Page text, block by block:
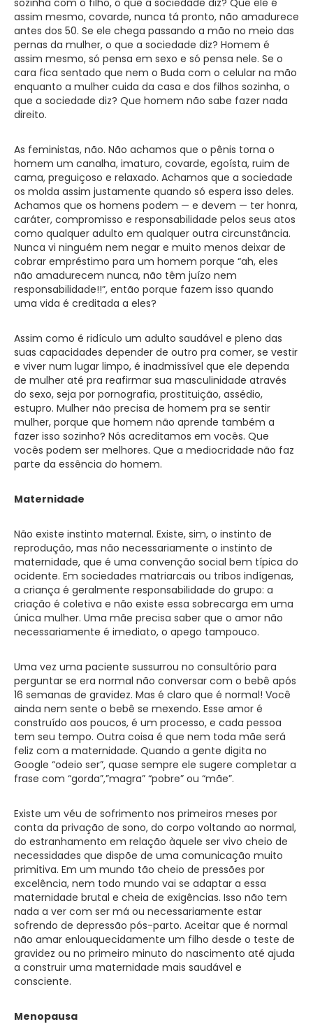
assim mesmo, covarde, nunca tá pronto, não amadurece
antes dos 50. Se ele chega passando a mão no meio das
pernas da mulher, o que a sociedade diz? Homem é
assim mesmo, só pensa em sexo e só pensa nele. Se o
cara fica sentado que nem o Buda com o celular na mão
enquanto a mulher cuida da casa e dos filhos sozinha, o
que a sociedade diz? Que homem não sabe fazer nada
direito.
As feministas, não. Não achamos que o pênis torna o
homem um canalha, imaturo, covarde, egoísta, ruim de
cama, preguiçoso e relaxado. Achamos que a sociedade
os molda assim justamente quando só espera isso deles.
Achamos que os homens podem — e devem — ter honra,
caráter, compromisso e responsabilidade pelos seus atos
como qualquer adulto em qualquer outra circunstância.
Nunca vi ninguém nem negar e muito menos deixar de
cobrar empréstimo para um homem porque “ah, eles
não amadurecem nunca, não têm juízo nem
responsabilidade!!”, então porque fazem isso quando
uma vida é creditada a eles?
Assim como é ridículo um adulto saudável e pleno das
suas capacidades depender de outro pra comer, se vestir
e viver num lugar limpo, é inadmissível que ele dependa
de mulher até pra reafirmar sua masculinidade através
do sexo, seja por pornografia, prostituição, assédio,
estupro. Mulher não precisa de homem pra se sentir
mulher, porque que homem não aprende também a
fazer isso sozinho? Nós acreditamos em vocês. Que
vocês podem ser melhores. Que a mediocridade não faz
parte da essência do homem.
Maternidade
Não existe instinto maternal. Existe, sim, o instinto de
reprodução, mas não necessariamente o instinto de
maternidade, que é uma convenção social bem típica do
ocidente. Em sociedades matriarcais ou tribos indígenas,
a criança é geralmente responsabilidade do grupo: a
criação é coletiva e não existe essa sobrecarga em uma
única mulher. Uma mãe precisa saber que o amor não
necessariamente é imediato, o apego tampouco.
Uma vez uma paciente sussurrou no consultório para
perguntar se era normal não conversar com o bebê após
16 semanas de gravidez. Mas é claro que é normal! Você
ainda nem sente o bebê se mexendo. Esse amor é
construído aos poucos, é um processo, e cada pessoa
tem seu tempo. Outra coisa é que nem toda mãe será
feliz com a maternidade. Quando a gente digita no
Google “odeio ser”, quase sempre ele sugere completar a
frase com “gorda”,”magra” “pobre” ou “mãe”.
Existe um véu de sofrimento nos primeiros meses por
conta da privação de sono, do corpo voltando ao normal,
do estranhamento em relação àquele ser vivo cheio de
necessidades que dispõe de uma comunicação muito
primitiva. Em um mundo tão cheio de pressões por
excelência, nem todo mundo vai se adaptar a essa
maternidade brutal e cheia de exigências. Isso não tem
nada a ver com ser má ou necessariamente estar
sofrendo de depressão pós-parto. Aceitar que é normal
não amar enlouquecidamente um filho desde o teste de
gravidez ou no primeiro minuto do nascimento até ajuda
a construir uma maternidade mais saudável e
consciente.
Menopausa